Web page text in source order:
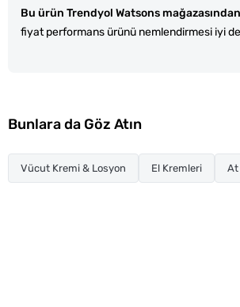
Bu ürün Trendyol Watsons mağazasından
fiyat performans ürünü nemlendirmesi iyi
Bunlara da Göz Atın
Vücut Kremi & Losyon El Kremleri At